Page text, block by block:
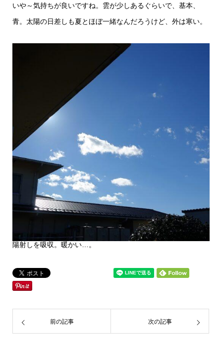
いや～気持ちが良いですね。雲が少しあるぐらいで、基本、
青。太陽の日差しも夏とほぼ一緒なんだろうけど、外は寒い。
陽射しを吸収。暖かい…。
前の記事 次の記事